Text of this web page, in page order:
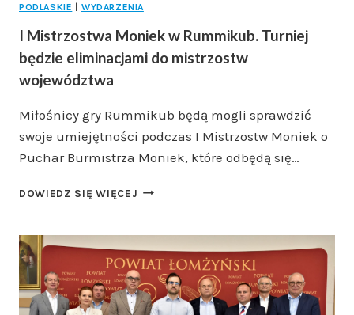
PODLASKIE | WYDARZENIA
I Mistrzostwa Moniek w Rummikub. Turniej
będzie eliminacjami do mistrzostw
województwa
Miłośnicy gry Rummikub będą mogli sprawdzić
swoje umiejętności podczas I Mistrzostw Moniek o
Puchar Burmistrza Moniek, które odbędą się…
DOWIEDZ SIĘ WIĘCEJ
W
RUMMIKUB.
TURNIEJ
BĘDZIE
ELIMINACJAMI